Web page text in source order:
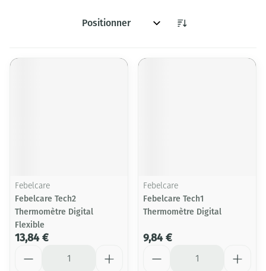
Trier par:
Febelcare
Febelcare Tech2
Thermomètre Digital
Flexible
13,84 €
Febelcare
Febelcare Tech1
Thermomètre Digital
9,84 €